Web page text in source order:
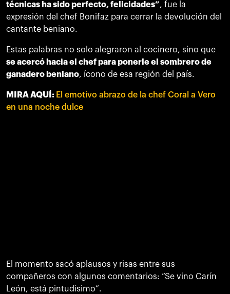
técnicas ha sido perfecto, felicidades”, fue la
expresión del chef Bonifaz para cerrar la devolución del
cantante beniano.
Estas palabras no solo alegraron al cocinero, sino que
se acercó hacia el chef para ponerle el sombrero de
ganadero beniano, ícono de esa región del país.
MIRA AQUÍ: El emotivo abrazo de la chef Coral a Vero
en una noche dulce
El momento sacó aplausos y risas entre sus
compañeros con algunos comentarios: “Se vino Carín
León, está pintudísimo”.